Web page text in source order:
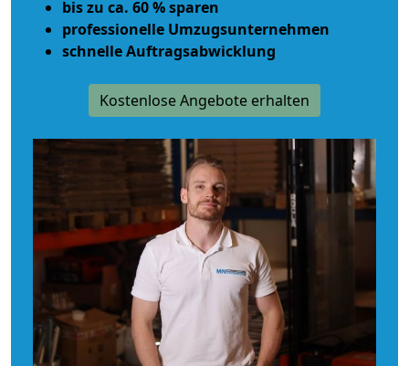
bis zu ca. 60 % sparen
professionelle Umzugsunternehmen
schnelle Auftragsabwicklung
Kostenlose Angebote erhalten